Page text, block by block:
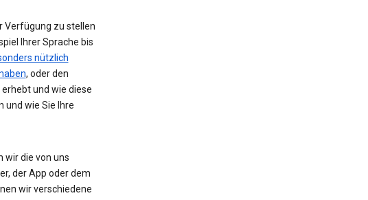
Verfügung zu stellen
Ihrer Sprache bis
nützlich
, oder den
und wie diese
und wie Sie Ihre
wir die von uns
der App oder dem
wir verschiedene